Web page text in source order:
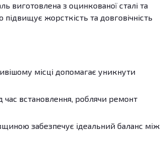
виготовлена з оцинкованої сталі та
жорсткість та довговічність
місці допомагає уникнути
час встановлення, роблячи ремонт
забезпечує ідеальний баланс між